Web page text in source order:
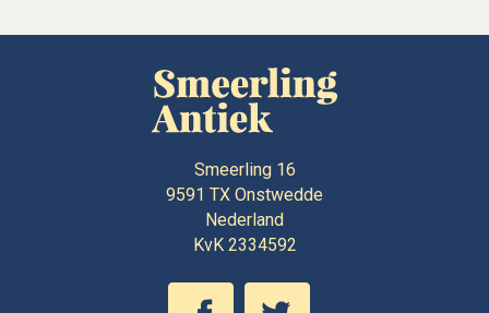
Smeerling 16
9591 TX Onstwedde
Nederland
KvK 2334592